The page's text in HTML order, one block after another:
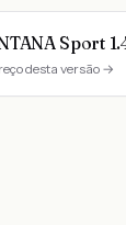
Sport
desta versão →